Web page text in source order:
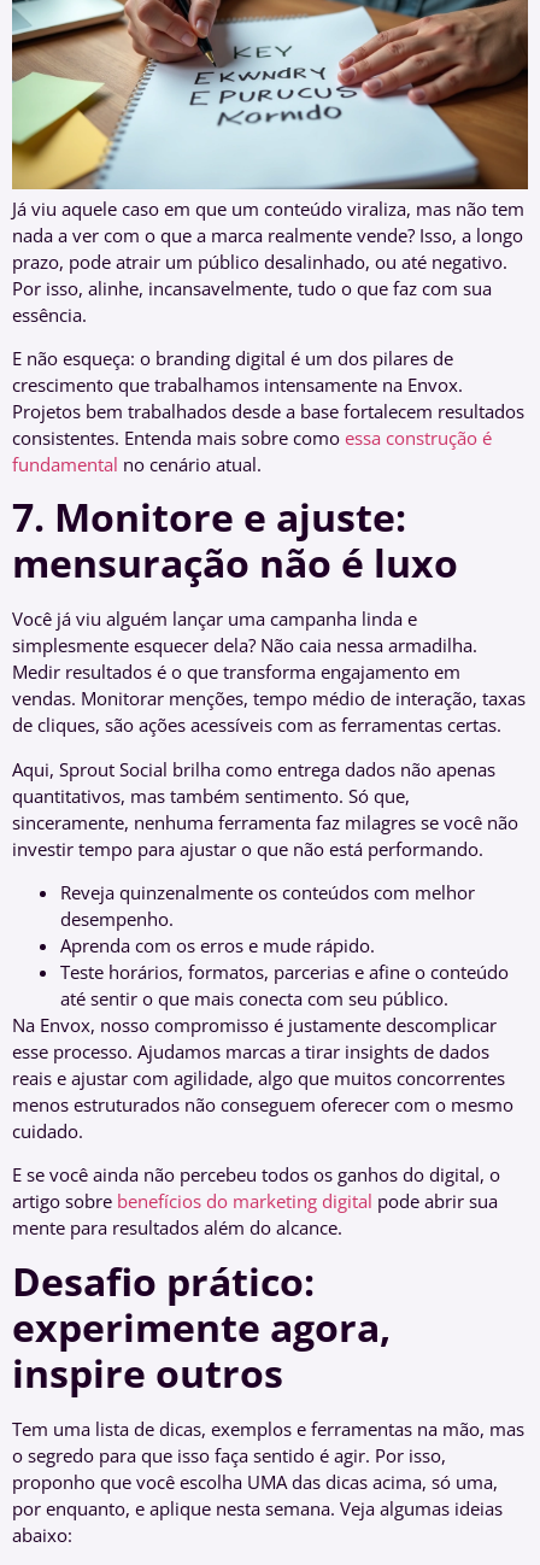
Já viu aquele caso em que um conteúdo viraliza, mas não tem
nada a ver com o que a marca realmente vende? Isso, a longo
prazo, pode atrair um público desalinhado, ou até negativo.
Por isso, alinhe, incansavelmente, tudo o que faz com sua
essência.
E não esqueça: o branding digital é um dos pilares de
crescimento que trabalhamos intensamente na Envox.
Projetos bem trabalhados desde a base fortalecem resultados
consistentes. Entenda mais sobre como essa construção é
fundamental no cenário atual.
7. Monitore e ajuste:
mensuração não é luxo
Você já viu alguém lançar uma campanha linda e
simplesmente esquecer dela? Não caia nessa armadilha.
Medir resultados é o que transforma engajamento em
vendas. Monitorar menções, tempo médio de interação, taxas
de cliques, são ações acessíveis com as ferramentas certas.
Aqui, Sprout Social brilha como entrega dados não apenas
quantitativos, mas também sentimento. Só que,
sinceramente, nenhuma ferramenta faz milagres se você não
investir tempo para ajustar o que não está performando.
Reveja quinzenalmente os conteúdos com melhor
desempenho.
Aprenda com os erros e mude rápido.
Teste horários, formatos, parcerias e afine o conteúdo
até sentir o que mais conecta com seu público.
Na Envox, nosso compromisso é justamente descomplicar
esse processo. Ajudamos marcas a tirar insights de dados
reais e ajustar com agilidade, algo que muitos concorrentes
menos estruturados não conseguem oferecer com o mesmo
cuidado.
E se você ainda não percebeu todos os ganhos do digital, o
artigo sobre benefícios do marketing digital pode abrir sua
mente para resultados além do alcance.
Desafio prático:
experimente agora,
inspire outros
Tem uma lista de dicas, exemplos e ferramentas na mão, mas
o segredo para que isso faça sentido é agir. Por isso,
proponho que você escolha UMA das dicas acima, só uma,
por enquanto, e aplique nesta semana. Veja algumas ideias
abaixo: